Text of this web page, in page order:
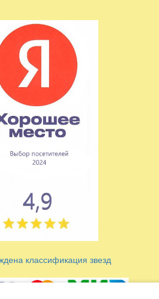
классификация звезд